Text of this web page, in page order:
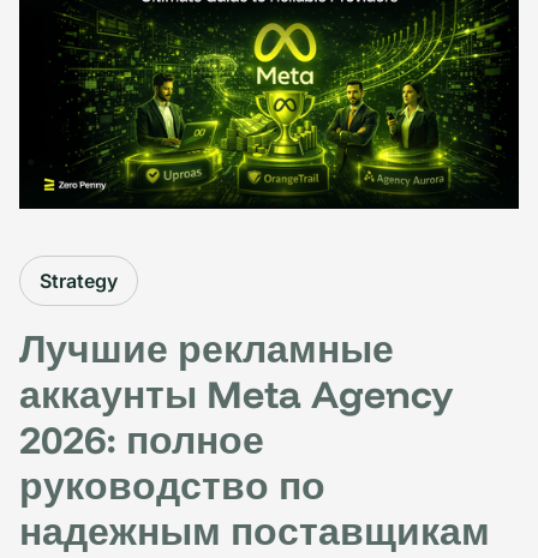
Strategy
Лучшие рекламные
аккаунты Meta Agency
2026: полное
руководство по
надежным поставщикам